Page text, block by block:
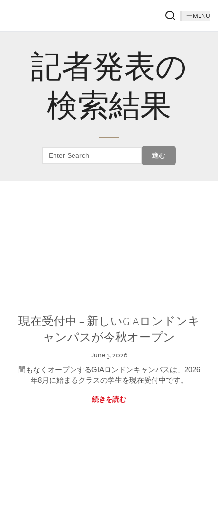
MENU
記者発表の
検索結果
進む
現在受付中 – 新しいGIAロンドンキ
ャンパスが今秋オープン
June 3, 2026
間もなくオープンするGIAロンドンキャンパスは、2026
年8月に始まるクラスの学生を現在受付中です。
続きを読む